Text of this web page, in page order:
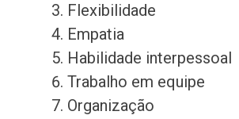
Flexibilidade
Empatia
Habilidade interpessoal
Trabalho em equipe
Organização